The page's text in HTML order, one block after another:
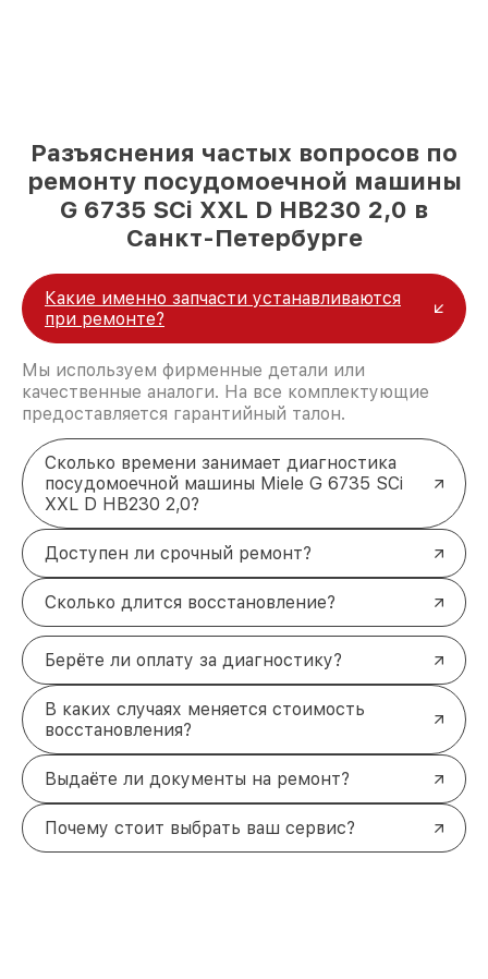
Разъяснения частых вопросов по
ремонту посудомоечной машины
G 6735 SCi XXL D HB230 2,0 в
Санкт-Петербурге
Какие именно запчасти устанавливаются
при ремонте?
Мы используем фирменные детали или
качественные аналоги. На все комплектующие
предоставляется гарантийный талон.
Сколько времени занимает диагностика
посудомоечной машины Miele G 6735 SCi
XXL D HB230 2,0?
Доступен ли срочный ремонт?
Сколько длится восстановление?
Берёте ли оплату за диагностику?
В каких случаях меняется стоимость
восстановления?
Выдаёте ли документы на ремонт?
Почему стоит выбрать ваш сервис?